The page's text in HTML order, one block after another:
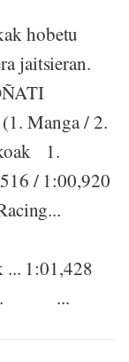
hobetu
jaitsieran.
Manga / 2.
1.
/ 1:00,920
1:01,428
...